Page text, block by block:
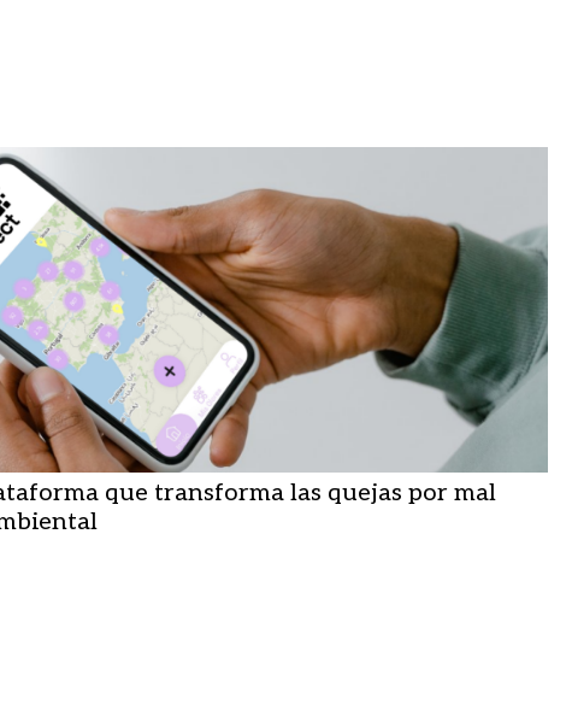
que transforma las quejas por mal